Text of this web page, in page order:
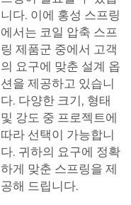
니다. 이에 홍성 스프링
에서는 코일 압축 스프
링 제품군 중에서 고객
의 요구에 맞춘 설계 옵
션을 제공하고 있습니
다. 다양한 크기, 형태
및 강도 중 프로젝트에
따라 선택이 가능합니
다. 귀하의 요구에 정확
하게 맞춘 스프링을 제
공해 드립니다.